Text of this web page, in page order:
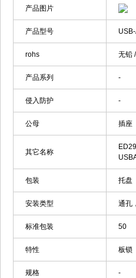
产品图片
产品型号
rohs 无铅
产品系列 -
侵入防护 -
公母 插座
其它名称
包装 托盘
安装类型 通孔
标准包装 50
特性 板锁
规格 -